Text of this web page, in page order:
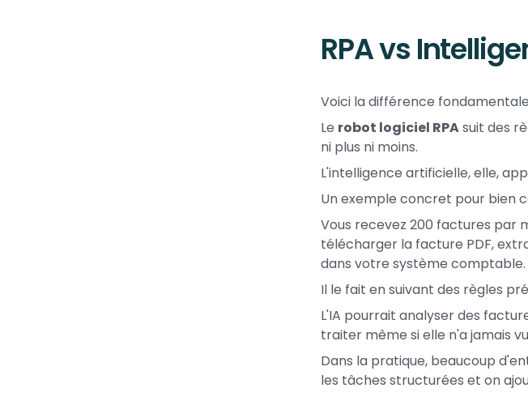
RPA vs
Voici la différence fondamentale
Le robot logiciel RPAsuit des
ni plus ni moins.
L'intelligence artificielle, elle,
Un exemple concret pour bien
Vous recevez 200 factures par
télécharger la facture PDF,
dans votre système comptable.
Il le fait en suivant des règles
L'IA pourrait analyser des
traiter même si elle n'a jamais
Dans la pratique, beaucoup
les tâches structurées et on